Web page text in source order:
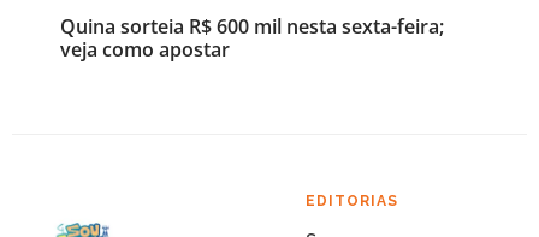
Quina sorteia R$ 600 mil nesta sexta-feira;
veja como apostar
EDITORIAS